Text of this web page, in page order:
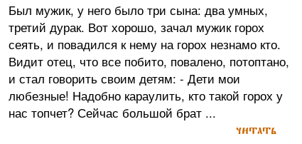
Был мужик, у него было три сына: два умных,
третий дурак. Вот хорошо, зачал мужик горох
сеять, и повадился к нему на горох незнамо кто.
Видит отец, что все побито, повалено, потоптано,
и стал говорить своим детям: - Дети мои
любезные! Надобно караулить, кто такой горох у
нас топчет? Сейчас большой брат ...
читать